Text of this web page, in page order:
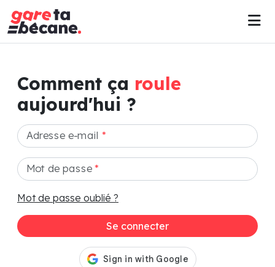
Comment ça roule
aujourd'hui ?
Adresse e-mail *
Mot de passe*
Mot de passe oublié ?
Se connecter